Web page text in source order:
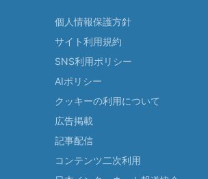
個人情報保護方針
サイト利用規約
SNS利用ポリシー
AIポリシー
クッキーの利用について
広告掲載
記事配信
コンテンツ二次利用